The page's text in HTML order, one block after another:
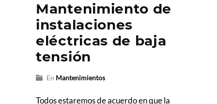
Mantenimiento de
instalaciones
eléctricas de baja
tensión
En Mantenimientos
Todos estaremos de acuerdo en que la